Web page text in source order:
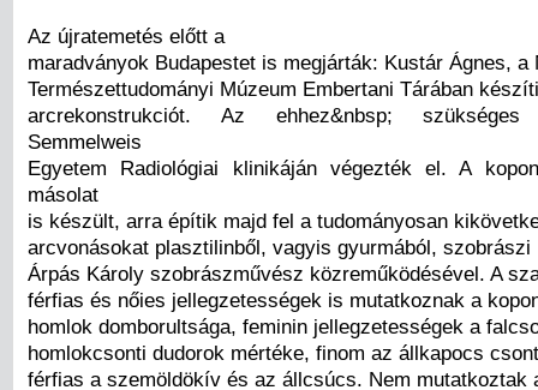
Az újratemetés előtt a
maradványok Budapestet is megjárták: Kustár Ágnes, a
Természettudományi Múzeum Embertani Tárában
arcrekonstrukciót. Az ehhez&nbsp; szükséges
Semmelweis
Egyetem Radiológiai klinikáján végezték el. A
másolat
is készült, arra építik majd fel a tudományosan
arcvonásokat plasztilinből, vagyis gyurmából, szobrászi
Árpás Károly szobrászművész közreműködésével. A
férfias és nőies jellegzetességek is mutatkoznak a
homlok domborultsága, feminin jellegzetességek a
homlokcsonti dudorok mértéke, finom az állkapocs
férfias a szemöldökív és az állcsúcs. Nem mutatkoztak